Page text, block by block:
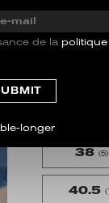
Cet article
taille
38 (5)
40.5
de la
longer